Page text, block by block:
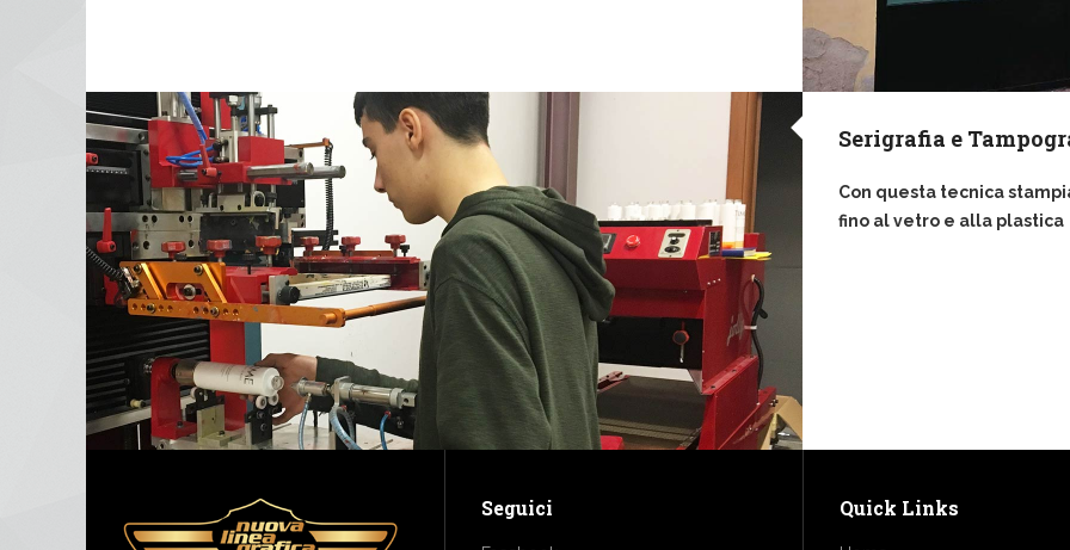
Serigrafia e
Con questa tecnica
fino al vetro e alla plastica
Seguici Quick Links